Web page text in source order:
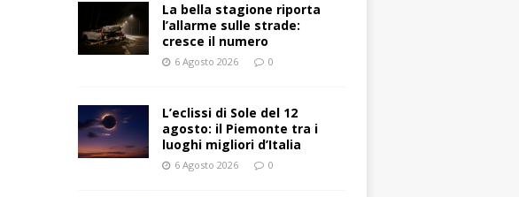
La bella stagione riporta
l’allarme sulle strade:
cresce il numero
6 Agosto 2026 0
L’eclissi di Sole del 12
agosto: il Piemonte tra i
luoghi migliori d’Italia
6 Agosto 2026 0